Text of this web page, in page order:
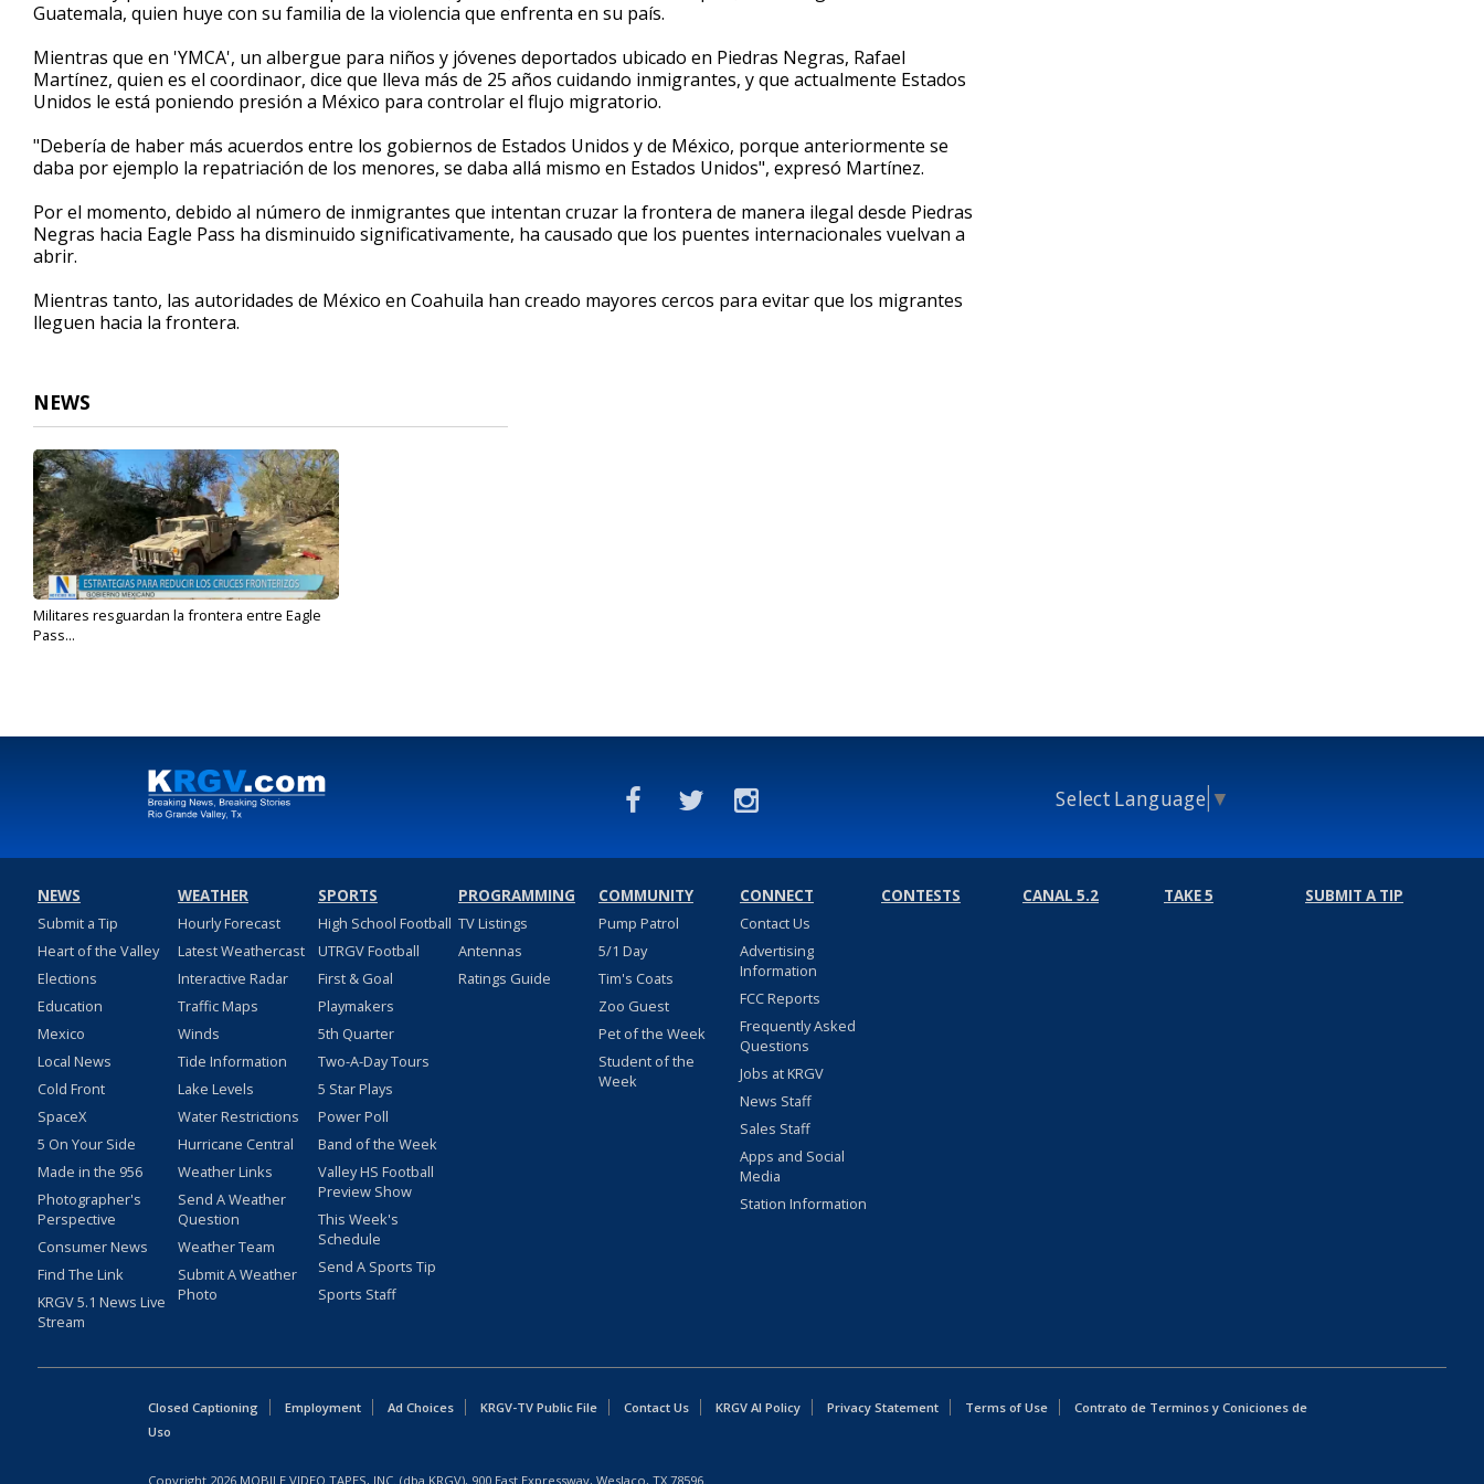
Guatemala, quien huye con su familia de la violencia que enfrenta en su país.
Mientras que en 'YMCA', un albergue para niños y jóvenes deportados ubicado en Piedras Negras, Rafael
Martínez, quien es el coordinaor, dice que lleva más de 25 años cuidando inmigrantes, y que actualmente Estados
Unidos le está poniendo presión a México para controlar el flujo migratorio.
"Debería de haber más acuerdos entre los gobiernos de Estados Unidos y de México, porque anteriormente se
daba por ejemplo la repatriación de los menores, se daba allá mismo en Estados Unidos", expresó Martínez.
Por el momento, debido al número de inmigrantes que intentan cruzar la frontera de manera ilegal desde Piedras
Negras hacia Eagle Pass ha disminuido significativamente, ha causado que los puentes internacionales vuelvan a
abrir.
Mientras tanto, las autoridades de México en Coahuila han creado mayores cercos para evitar que los migrantes
lleguen hacia la frontera.
NEWS
Militares resguardan la frontera entre Eagle
Pass...
Select Language ▼
NEWS
Submit a Tip
Heart of the Valley
Elections
Education
Mexico
Local News
Cold Front
SpaceX
5 On Your Side
Made in the 956
Photographer's
Perspective
Consumer News
Find The Link
KRGV 5.1 News Live
Stream
WEATHER
Hourly Forecast
Latest Weathercast
Interactive Radar
Traffic Maps
Winds
Tide Information
Lake Levels
Water Restrictions
Hurricane Central
Weather Links
Send A Weather
Question
Weather Team
Submit A Weather
Photo
SPORTS
High School Football
UTRGV Football
First & Goal
Playmakers
5th Quarter
Two-A-Day Tours
5 Star Plays
Power Poll
Band of the Week
Valley HS Football
Preview Show
This Week's
Schedule
Send A Sports Tip
Sports Staff
PROGRAMMING
TV Listings
Antennas
Ratings Guide
COMMUNITY
Pump Patrol
5/1 Day
Tim's Coats
Zoo Guest
Pet of the Week
Student of the
Week
CONNECT
Contact Us
Advertising
Information
FCC Reports
Frequently Asked
Questions
Jobs at KRGV
News Staff
Sales Staff
Apps and Social
Media
Station Information
CONTESTS CANAL 5.2 TAKE 5 SUBMIT A TIP
Closed Captioning Employment Ad Choices KRGV-TV Public File Contact Us KRGV AI Policy Privacy Statement Terms of Use
Contrato de Terminos y Coniciones de
Uso
Copyright 2026 MOBILE VIDEO TAPES, INC. (dba KRGV), 900 East Expressway, Weslaco, TX 78596.